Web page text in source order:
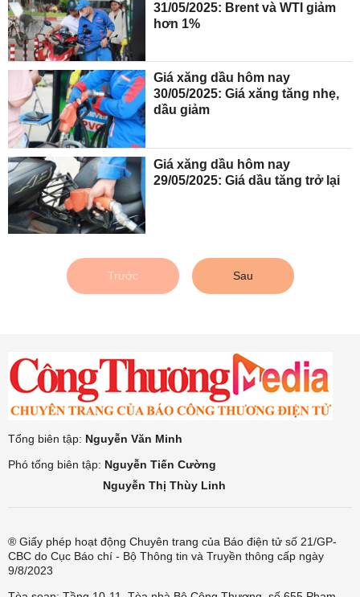
31/05/2025: Brent và WTI giảm
hơn 1%
Giá xăng dầu hôm nay
30/05/2025: Giá xăng tăng nhẹ,
dầu giảm
Giá xăng dầu hôm nay
29/05/2025: Giá dầu tăng trở lại
Trước Sau
Tổng biên tập: Nguyễn Văn Minh
Phó tổng biên tập: Nguyễn Tiến Cường
Nguyễn Thị Thùy Linh
® Giấy phép hoạt động Chuyên trang của Báo điện tử số 21/GP-
CBC do Cục Báo chí - Bộ Thông tin và Truyền thông cấp ngày
9/8/2023